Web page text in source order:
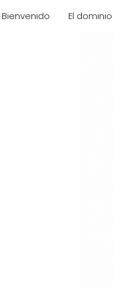
Bienvenido El dominio